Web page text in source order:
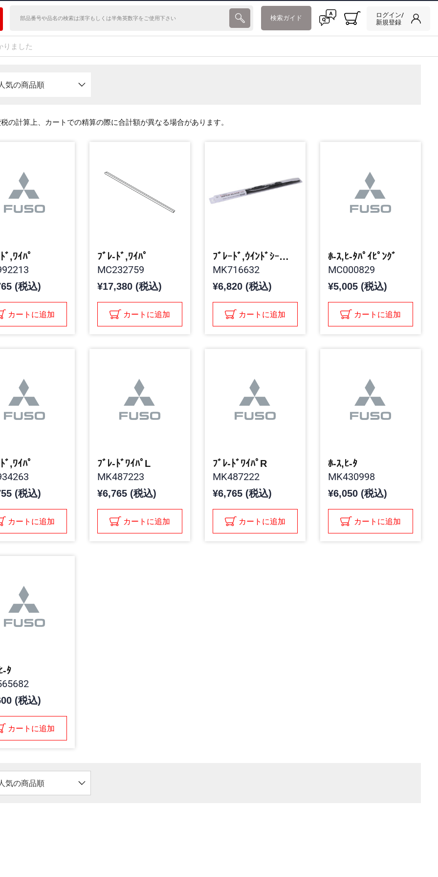
検索ガイド
ログイン/
新規登録
りました
人気の商品順
の計算上、カートでの精算の際に合計額が異なる場合があります。
ﾞ,ﾜｲﾊﾟ
(税込)
カートに追加
ﾌﾞﾚ-ﾄﾞ,ﾜｲﾊﾟ
MC232759
¥17,380 (税込)
カートに追加
ﾌﾞﾚｰﾄﾞ,ｳｲﾝﾄﾞｼｰﾙﾄﾞ ﾜｲﾊﾟ
MK716632
¥6,820 (税込)
カートに追加
ﾎ-ｽ,ﾋ-ﾀﾊﾟｲﾋﾟﾝｸﾞ
MC000829
¥5,005 (税込)
カートに追加
ﾞ,ﾜｲﾊﾟ
(税込)
カートに追加
ﾌﾞﾚ-ﾄﾞﾜｲﾊﾟL
MK487223
¥6,765 (税込)
カートに追加
ﾌﾞﾚ-ﾄﾞﾜｲﾊﾟR
MK487222
¥6,765 (税込)
カートに追加
ﾎ-ｽ,ﾋ-ﾀ
MK430998
¥6,050 (税込)
カートに追加
-ﾀ
(税込)
カートに追加
人気の商品順